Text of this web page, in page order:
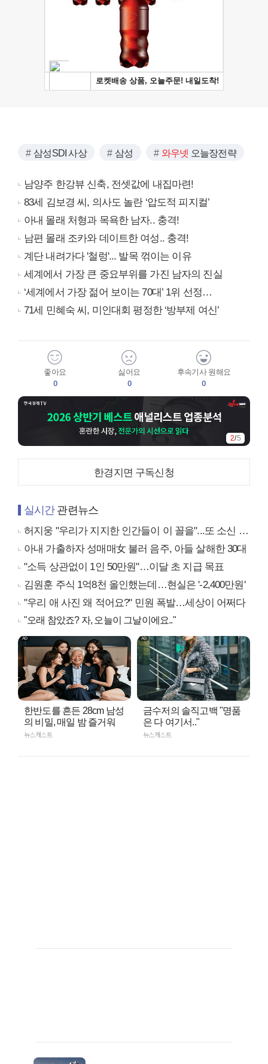
삼성SDI 사상 삼성 와우넷 오늘장전략
남양주 한강뷰 신축, 전셋값에 내집마련!
83세 김보경 씨, 의사도 놀란 ‘압도적 피지컬’
아내 몰래 처형과 목욕한 남자.. 충격!
남편 몰래 조카와 데이트한 여성.. 충격!
계단 내려가다 '철렁'... 발목 꺾이는 이유
세계에서 가장 큰 중요부위를 가진 남자의 진실
‘세계에서 가장 젊어 보이는 70대’ 1위 선정…
71세 민혜숙 씨, 미인대회 평정한 ‘방부제 여신’
좋아요
0
싫어요
0
후속기사 원해요
0
2/5
한경지면 구독신청
실시간관련뉴스
허지웅 "우리가 지지한 인간들이 이 꼴을"...또 소신 발언
아내 가출하자 성매매女 불러 음주, 아들 살해한 30대
"소득 상관없이 1인 50만원"…이달 초 지급 목표
김원훈 주식 1억8천 올인했는데…현실은 '-2,400만원'
"우리 애 사진 왜 적어요?" 민원 폭발…세상이 어쩌다
"오래 참았죠? 자, 오늘이 그날이에요.."
한반도를 흔든 28cm 남성
의 비밀, 매일 밤 즐거워
뉴스캐스트
금수저의 솔직고백 "명품
은 다 여기서.."
뉴스캐스트